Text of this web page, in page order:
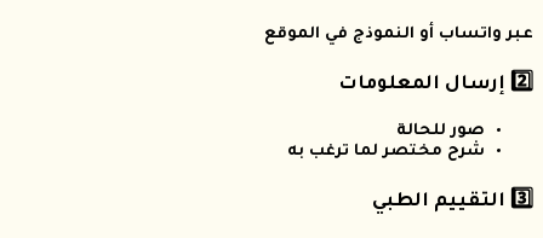
عبر واتساب أو النموذج في الموقع
2️⃣ إرسال المعلومات
صور للحالة
شرح مختصر لما ترغب به
3️⃣ التقييم الطبي